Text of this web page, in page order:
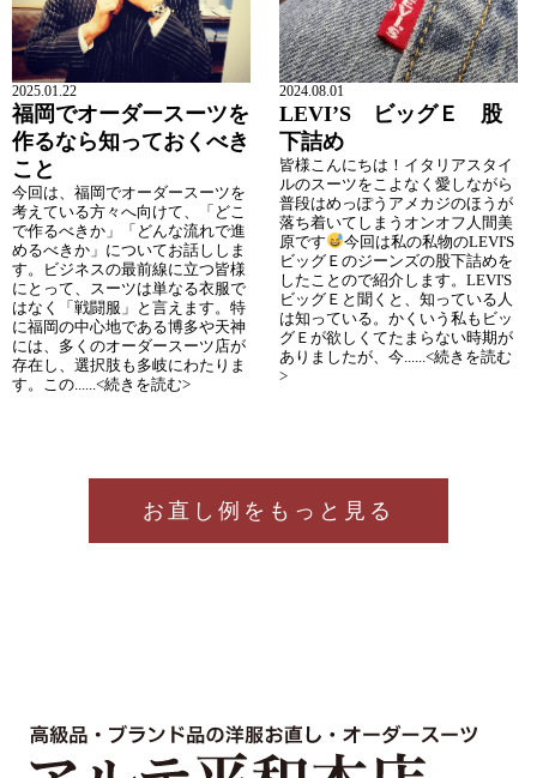
2025.01.22
福岡でオーダースーツを
作るなら知っておくべき
こと
今回は、福岡でオーダースーツを
考えている方々へ向けて、「どこ
で作るべきか」「どんな流れで進
めるべきか」についてお話ししま
す。ビジネスの最前線に立つ皆様
にとって、スーツは単なる衣服で
はなく「戦闘服」と言えます。特
に福岡の中心地である博多や天神
には、多くのオーダースーツ店が
存在し、選択肢も多岐にわたりま
す。この......<続きを読む>
2024.08.01
LEVI’S ビッグＥ 股
下詰め
皆様こんにちは！イタリアスタイ
ルのスーツをこよなく愛しながら
普段はめっぽうアメカジのほうが
落ち着いてしまうオンオフ人間美
原です
今回は私の私物のLEVI'S
ビッグＥのジーンズの股下詰めを
したことので紹介します。LEVI'S
ビッグＥと聞くと、知っている人
は知っている。かくいう私もビッ
グＥが欲しくてたまらない時期が
ありましたが、今......<続きを読む
>
お直し例をもっと見る